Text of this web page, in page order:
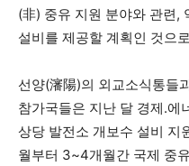
(非) 중유 지원 분야와 관련,
설비를 제공할 계획인 것으
선양(瀋陽)의 외교소식통들
참가국들은 지난 달 경제.
상당 발전소 개보수 설비 지
월부터 3~4개월간 국제 중